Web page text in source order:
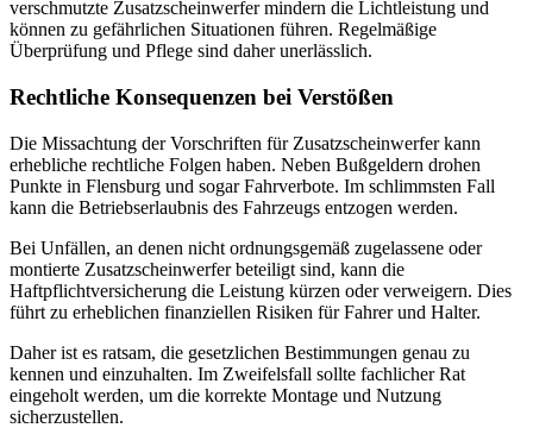
verschmutzte Zusatzscheinwerfer mindern die Lichtleistung und
können zu gefährlichen Situationen führen. Regelmäßige
Überprüfung und Pflege sind daher unerlässlich.
Rechtliche Konsequenzen bei Verstößen
Die Missachtung der Vorschriften für Zusatzscheinwerfer kann
erhebliche rechtliche Folgen haben. Neben Bußgeldern drohen
Punkte in Flensburg und sogar Fahrverbote. Im schlimmsten Fall
kann die Betriebserlaubnis des Fahrzeugs entzogen werden.
Bei Unfällen, an denen nicht ordnungsgemäß zugelassene oder
montierte Zusatzscheinwerfer beteiligt sind, kann die
Haftpflichtversicherung die Leistung kürzen oder verweigern. Dies
führt zu erheblichen finanziellen Risiken für Fahrer und Halter.
Daher ist es ratsam, die gesetzlichen Bestimmungen genau zu
kennen und einzuhalten. Im Zweifelsfall sollte fachlicher Rat
eingeholt werden, um die korrekte Montage und Nutzung
sicherzustellen.